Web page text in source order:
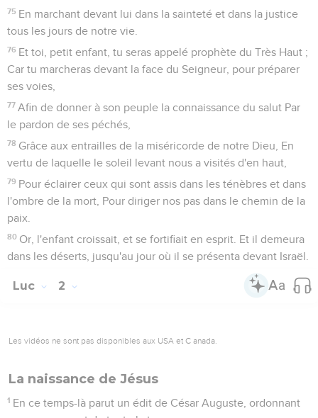
75 En marchant devant lui dans la sainteté et dans la justice
tous les jours de notre vie.
76 Et toi, petit enfant, tu seras appelé prophète du Très Haut ;
Car tu marcheras devant la face du Seigneur, pour préparer
ses voies,
77 Afin de donner à son peuple la connaissance du salut Par
le pardon de ses péchés,
78 Grâce aux entrailles de la miséricorde de notre Dieu, En
vertu de laquelle le soleil levant nous a visités d'en haut,
79 Pour éclairer ceux qui sont assis dans les ténèbres et dans
l'ombre de la mort, Pour diriger nos pas dans le chemin de la
paix.
80 Or, l'enfant croissait, et se fortifiait en esprit. Et il demeura
dans les déserts, jusqu'au jour où il se présenta devant Israël.
Luc 2
Les vidéos ne sont pas disponibles aux USA et C anada.
La naissance de Jésus
1 En ce temps-là parut un édit de César Auguste, ordonnant